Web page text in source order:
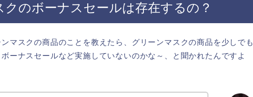
クのボーナスセールは存在するの？
マスクの商品のことを教えたら、グリーンマスクの商品を少しでも
ーナスセールなど実施していないのかな～、と聞かれたんですよ